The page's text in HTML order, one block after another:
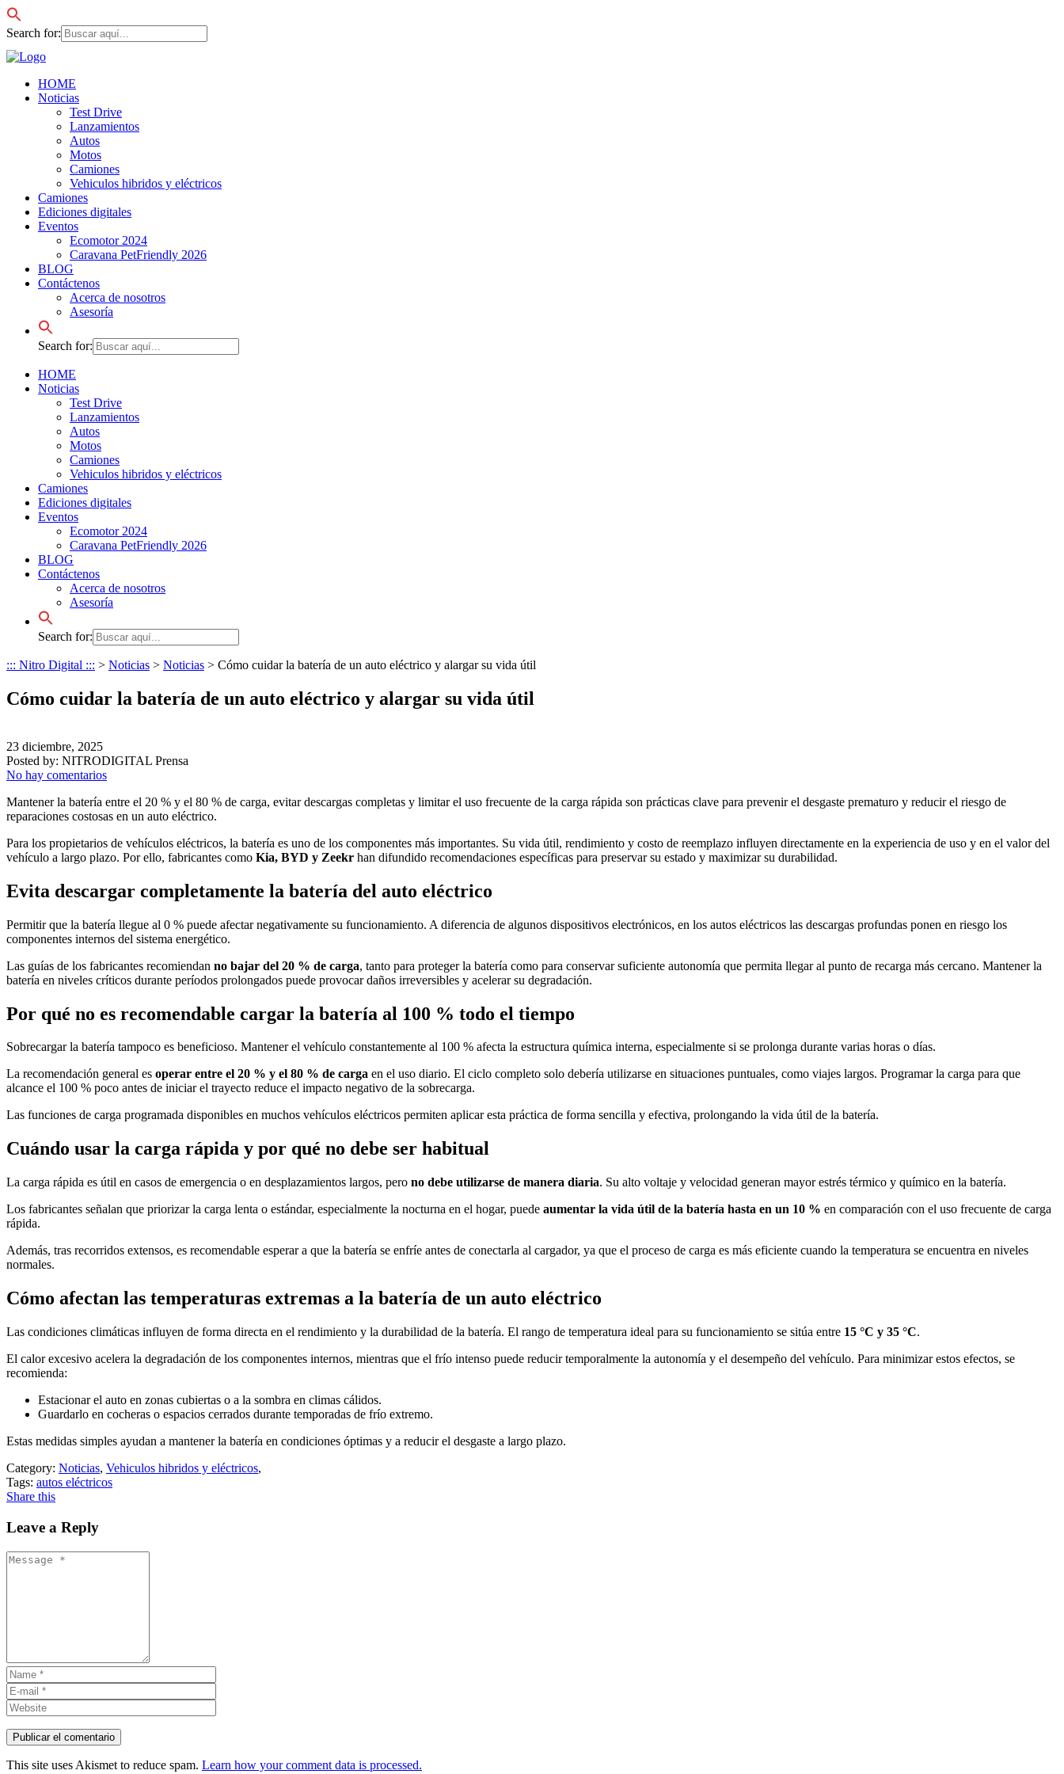
Search for:
HOME
Noticias
Test Drive
Lanzamientos
Autos
Motos
Camiones
Vehiculos hibridos y eléctricos
Camiones
Ediciones digitales
Eventos
Ecomotor 2024
Caravana PetFriendly 2026
BLOG
Contáctenos
Acerca de nosotros
Asesoría
Search for:
HOME
Noticias
Test Drive
Lanzamientos
Autos
Motos
Camiones
Vehiculos hibridos y eléctricos
Camiones
Ediciones digitales
Eventos
Ecomotor 2024
Caravana PetFriendly 2026
BLOG
Contáctenos
Acerca de nosotros
Asesoría
Search for:
::: Nitro Digital ::: > Noticias > Noticias > Cómo cuidar la batería de un auto eléctrico y alargar su vida útil
Cómo cuidar la batería de un auto eléctrico y alargar su vida útil
23 diciembre, 2025
Posted by: NITRODIGITAL Prensa
No hay comentarios
Mantener la batería entre el 20 % y el 80 % de carga, evitar descargas completas y limitar el uso frecuente de la carga rápida son prácticas clave para prevenir el desgaste prematuro y reducir el riesgo de
reparaciones costosas en un auto eléctrico.
Para los propietarios de vehículos eléctricos, la batería es uno de los componentes más importantes. Su vida útil, rendimiento y costo de reemplazo influyen directamente en la experiencia de uso y en el valor del
vehículo a largo plazo. Por ello, fabricantes como Kia, BYD y Zeekr han difundido recomendaciones específicas para preservar su estado y maximizar su durabilidad.
Evita descargar completamente la batería del auto eléctrico
Permitir que la batería llegue al 0 % puede afectar negativamente su funcionamiento. A diferencia de algunos dispositivos electrónicos, en los autos eléctricos las descargas profundas ponen en riesgo los
componentes internos del sistema energético.
Las guías de los fabricantes recomiendan no bajar del 20 % de carga, tanto para proteger la batería como para conservar suficiente autonomía que permita llegar al punto de recarga más cercano. Mantener la
batería en niveles críticos durante períodos prolongados puede provocar daños irreversibles y acelerar su degradación.
Por qué no es recomendable cargar la batería al 100 % todo el tiempo
Sobrecargar la batería tampoco es beneficioso. Mantener el vehículo constantemente al 100 % afecta la estructura química interna, especialmente si se prolonga durante varias horas o días.
La recomendación general es operar entre el 20 % y el 80 % de carga en el uso diario. El ciclo completo solo debería utilizarse en situaciones puntuales, como viajes largos. Programar la carga para que
alcance el 100 % poco antes de iniciar el trayecto reduce el impacto negativo de la sobrecarga.
Las funciones de carga programada disponibles en muchos vehículos eléctricos permiten aplicar esta práctica de forma sencilla y efectiva, prolongando la vida útil de la batería.
Cuándo usar la carga rápida y por qué no debe ser habitual
La carga rápida es útil en casos de emergencia o en desplazamientos largos, pero no debe utilizarse de manera diaria. Su alto voltaje y velocidad generan mayor estrés térmico y químico en la batería.
Los fabricantes señalan que priorizar la carga lenta o estándar, especialmente la nocturna en el hogar, puede aumentar la vida útil de la batería hasta en un 10 % en comparación con el uso frecuente de carga
rápida.
Además, tras recorridos extensos, es recomendable esperar a que la batería se enfríe antes de conectarla al cargador, ya que el proceso de carga es más eficiente cuando la temperatura se encuentra en niveles
normales.
Cómo afectan las temperaturas extremas a la batería de un auto eléctrico
Las condiciones climáticas influyen de forma directa en el rendimiento y la durabilidad de la batería. El rango de temperatura ideal para su funcionamiento se sitúa entre 15 °C y 35 °C.
El calor excesivo acelera la degradación de los componentes internos, mientras que el frío intenso puede reducir temporalmente la autonomía y el desempeño del vehículo. Para minimizar estos efectos, se
recomienda:
Estacionar el auto en zonas cubiertas o a la sombra en climas cálidos.
Guardarlo en cocheras o espacios cerrados durante temporadas de frío extremo.
Estas medidas simples ayudan a mantener la batería en condiciones óptimas y a reducir el desgaste a largo plazo.
Category: Noticias, Vehiculos hibridos y eléctricos,
Tags: autos eléctricos
Share this
Leave a Reply
This site uses Akismet to reduce spam. Learn how your comment data is processed.